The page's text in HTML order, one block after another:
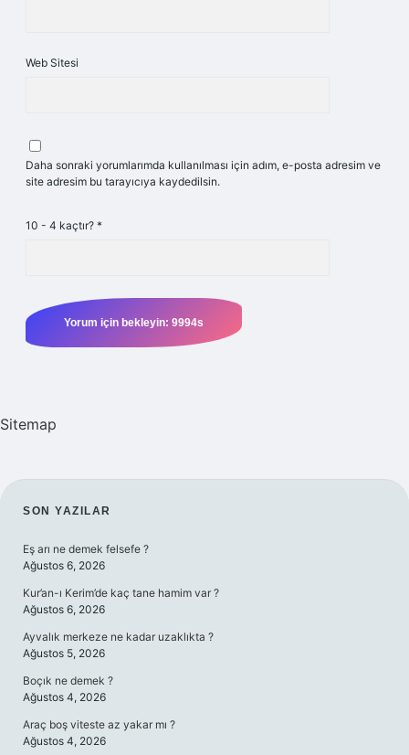
Web Sitesi
Daha sonraki yorumlarımda kullanılması için adım, e-posta adresim ve
site adresim bu tarayıcıya kaydedilsin.
10 - 4 kaçtır? *
Sitemap
SIDEBAR
SON YAZILAR
Eş arı ne demek felsefe ?
Ağustos 6, 2026
Kur’an-ı Kerim’de kaç tane hamim var ?
Ağustos 6, 2026
Ayvalık merkeze ne kadar uzaklıkta ?
Ağustos 5, 2026
Boçık ne demek ?
Ağustos 4, 2026
Araç boş viteste az yakar mı ?
Ağustos 4, 2026